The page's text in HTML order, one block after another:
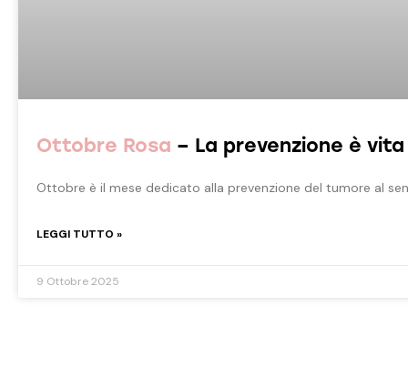
Ottobre Rosa – La prevenzione è vita
Ottobre è il mese dedicato alla prevenzione del tumore al
LEGGI TUTTO »
9 Ottobre 2025